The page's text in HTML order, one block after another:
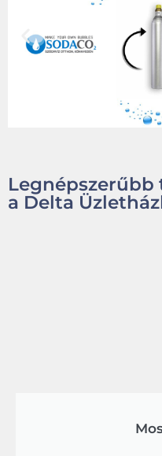
a Delta